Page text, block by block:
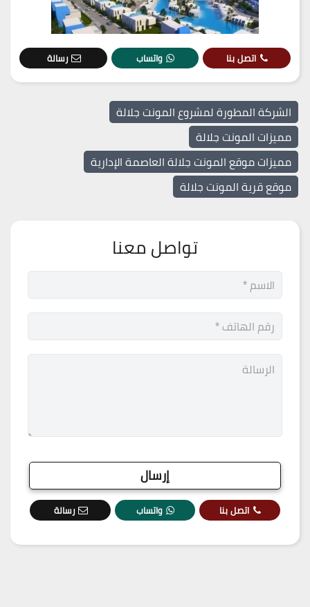
اتصل بنا واتساب رسالة
الشركة المطورة لمشروع المونت جلالة
مميزات المونت جلالة
مميزات موقع المونت جلالة العاصمة الإدارية
موقع قرية المونت جلالة
تواصل معنا
اتصل بنا واتساب رسالة